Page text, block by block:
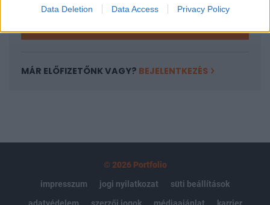
Data Deletion Data Access Privacy Policy
MÁR ELŐFIZETŐNK VAGY? BEJELENTKEZÉS
© 2026 Portfolio
impresszum
jogi nyilatkozat
süti beállítások
adatvédelem
szerzői jogok médiaajánlat karrier